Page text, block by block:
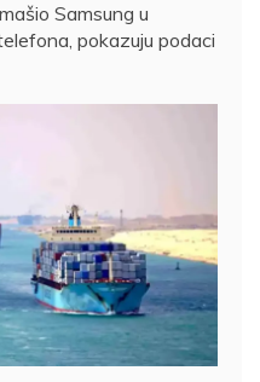
Samsung u
pokazuju podaci